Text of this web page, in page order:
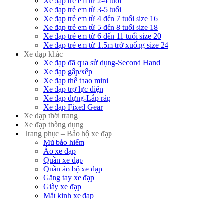
Xe đạp trẻ em từ 3-5 tuổi
Xe đạp trẻ em từ 4 đến 7 tuổi size 16
Xe đạp trẻ em từ 5 đến 8 tuổi size 18
Xe đạp trẻ em từ 6 đến 11 tuổi size 20
Xe đạp trẻ em từ 1.5m trở xuống size 24
Xe đạp khác
Xe đạp đã qua sử dụng-Second Hand
Xe đạp gấp/xếp
Xe đạp thể thao mini
Xe đạp trợ lực điện
Xe đạp dựng-Lắp ráp
Xe đạp Fixed Gear
Xe đạp thời trang
Xe đạp thông dụng
Trang phục – Bảo hộ xe đạp
Mũ bảo hiểm
Áo xe đạp
Quần xe đạp
Quần áo bộ xe đạp
Găng tay xe đạp
Giày xe đạp
Mắt kinh xe đạp